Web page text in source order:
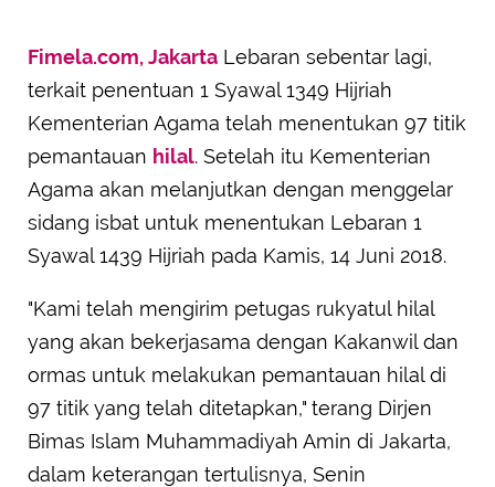
Fimela.com, Jakarta Lebaran sebentar lagi,
terkait penentuan 1 Syawal 1349 Hijriah
Kementerian Agama telah menentukan 97 titik
pemantauan hilal. Setelah itu Kementerian
Agama akan melanjutkan dengan menggelar
sidang isbat untuk menentukan Lebaran 1
Syawal 1439 Hijriah pada Kamis, 14 Juni 2018.
"Kami telah mengirim petugas rukyatul hilal
yang akan bekerjasama dengan Kakanwil dan
ormas untuk melakukan pemantauan hilal di
97 titik yang telah ditetapkan," terang Dirjen
Bimas Islam Muhammadiyah Amin di Jakarta,
dalam keterangan tertulisnya, Senin